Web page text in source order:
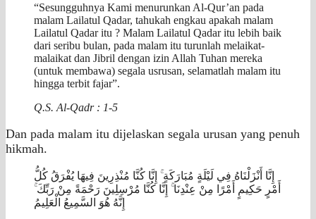
“Sesungguhnya Kami menurunkan Al-Qur’an pada
malam Lailatul Qadar, tahukah engkau apakah malam
Lailatul Qadar itu ? Malam Lailatul Qadar itu lebih baik
dari seribu bulan, pada malam itu turunlah melaikat-
malaikat dan Jibril dengan izin Allah Tuhan mereka
(untuk membawa) segala usrusan, selamatlah malam itu
hingga terbit fajar”.
Q.S. Al-Qadr : 1-5
Dan pada malam itu dijelaskan segala urusan yang penuh
hikmah.
إِنَّا أَنْزَلْنَاهُ فِي لَيْلَةٍ مُبَارَكَةٍ ۚ إِنَّا كُنَّا مُنْذِرِينَ فِيهَا يُفْرَقُ كُلُّ
أَمْرٍ حَكِيمٍ أَمْرًا مِنْ عِنْدِنَا ۚ إِنَّا كُنَّا مُرْسِلِينَ رَحْمَةً مِنْ رَبِّكَ ۚ
إِنَّهُ هُوَ السَّمِيعُ الْعَلِيمُ